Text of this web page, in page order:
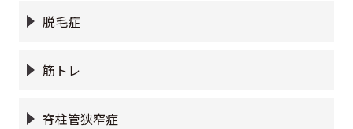
脱毛症
筋トレ
脊柱管狭窄症